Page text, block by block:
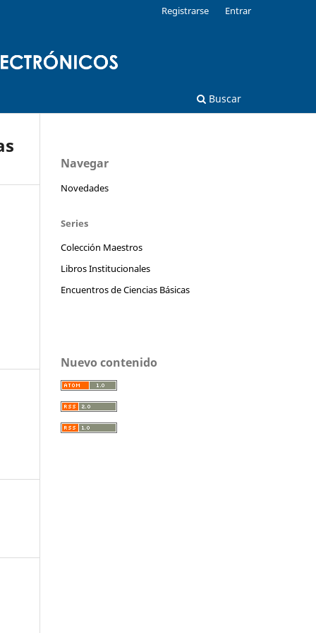
Buscar
Registrarse Entrar
Navegar
Novedades
Series
Colección Maestros
Libros Institucionales
Encuentros de Ciencias Básicas
Nuevo contenido